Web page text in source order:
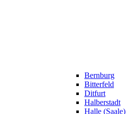
Bernburg
Bitterfeld
Ditfurt
Halberstadt
Halle (Saale)